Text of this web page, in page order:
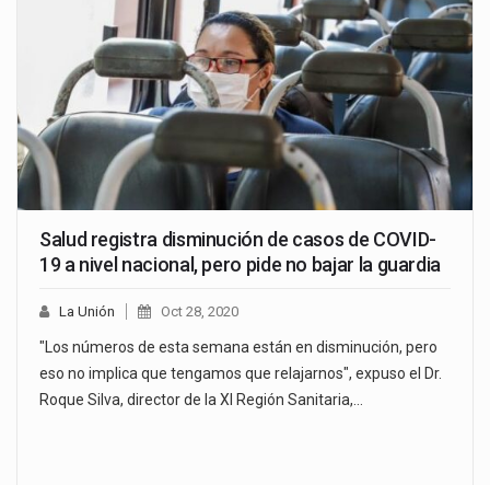
Salud registra disminución de casos de COVID-
19 a nivel nacional, pero pide no bajar la guardia
La Unión Oct 28, 2020
"Los números de esta semana están en disminución, pero
eso no implica que tengamos que relajarnos", expuso el Dr.
Roque Silva, director de la XI Región Sanitaria,…